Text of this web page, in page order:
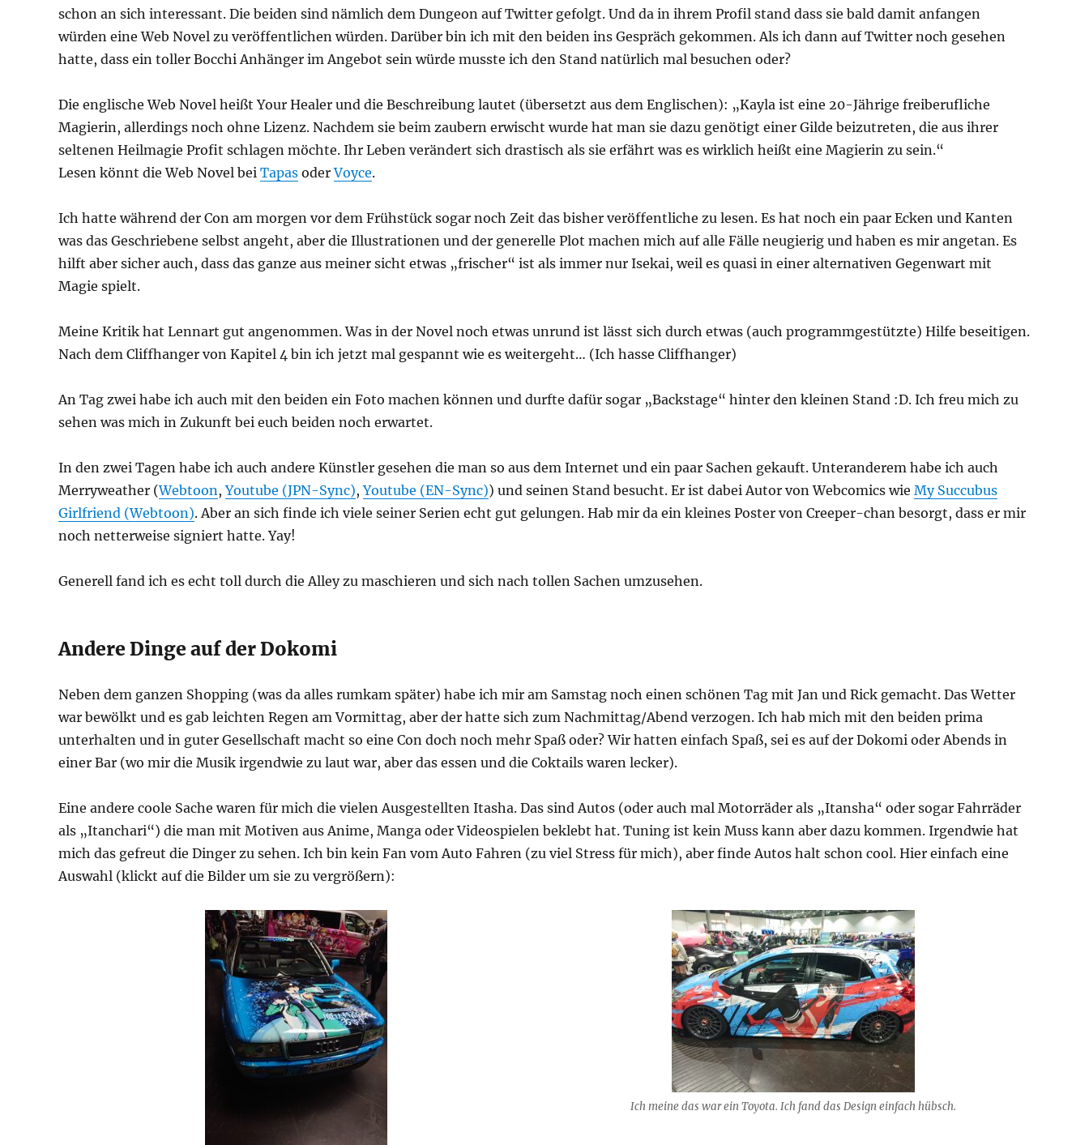
schon an sich interessant. Die beiden sind nämlich dem Dungeon auf Twitter gefolgt. Und da in ihrem Profil stand dass sie bald damit anfangen
würden eine Web Novel zu veröffentlichen würden. Darüber bin ich mit den beiden ins Gespräch gekommen. Als ich dann auf Twitter noch gesehen
hatte, dass ein toller Bocchi Anhänger im Angebot sein würde musste ich den Stand natürlich mal besuchen oder?
Die englische Web Novel heißt Your Healer und die Beschreibung lautet (übersetzt aus dem Englischen): „Kayla ist eine 20-Jährige freiberufliche
Magierin, allerdings noch ohne Lizenz. Nachdem sie beim zaubern erwischt wurde hat man sie dazu genötigt einer Gilde beizutreten, die aus ihrer
seltenen Heilmagie Profit schlagen möchte. Ihr Leben verändert sich drastisch als sie erfährt was es wirklich heißt eine Magierin zu sein.“
Lesen könnt die Web Novel bei Tapas oderVoyce.
Ich hatte während der Con am morgen vor dem Frühstück sogar noch Zeit das bisher veröffentliche zu lesen. Es hat noch ein paar Ecken und Kanten
was das Geschriebene selbst angeht, aber die Illustrationen und der generelle Plot machen mich auf alle Fälle neugierig und haben es mir angetan. Es
hilft aber sicher auch, dass das ganze aus meiner sicht etwas „frischer“ ist als immer nur Isekai, weil es quasi in einer alternativen Gegenwart mit
Magie spielt.
Meine Kritik hat Lennart gut angenommen. Was in der Novel noch etwas unrund ist lässt sich durch etwas (auch programmgestützte) Hilfe beseitigen.
Nach dem Cliffhanger von Kapitel 4 bin ich jetzt mal gespannt wie es weitergeht… (Ich hasse Cliffhanger)
An Tag zwei habe ich auch mit den beiden ein Foto machen können und durfte dafür sogar „Backstage“ hinter den kleinen Stand :D. Ich freu mich zu
sehen was mich in Zukunft bei euch beiden noch erwartet.
In den zwei Tagen habe ich auch andere Künstler gesehen die man so aus dem Internet und ein paar Sachen gekauft. Unteranderem habe ich auch
Merryweather (Webtoon ,Youtube (JPN-Sync),Youtube (EN-Sync)) und seinen Stand besucht. Er ist dabei Autor von Webcomics wie My Succubus
Girlfriend (Webtoon). Aber an sich finde ich viele seiner Serien echt gut gelungen. Hab mir da ein kleines Poster von Creeper-chan besorgt, dass er mir
noch netterweise signiert hatte. Yay!
Generell fand ich es echt toll durch die Alley zu maschieren und sich nach tollen Sachen umzusehen.
Andere Dinge auf der Dokomi
Neben dem ganzen Shopping (was da alles rumkam später) habe ich mir am Samstag noch einen schönen Tag mit Jan und Rick gemacht. Das Wetter
war bewölkt und es gab leichten Regen am Vormittag, aber der hatte sich zum Nachmittag/Abend verzogen. Ich hab mich mit den beiden prima
unterhalten und in guter Gesellschaft macht so eine Con doch noch mehr Spaß oder? Wir hatten einfach Spaß, sei es auf der Dokomi oder Abends in
einer Bar (wo mir die Musik irgendwie zu laut war, aber das essen und die Coktails waren lecker).
Eine andere coole Sache waren für mich die vielen Ausgestellten Itasha. Das sind Autos (oder auch mal Motorräder als „Itansha“ oder sogar Fahrräder
als „Itanchari“) die man mit Motiven aus Anime, Manga oder Videospielen beklebt hat. Tuning ist kein Muss kann aber dazu kommen. Irgendwie hat
mich das gefreut die Dinger zu sehen. Ich bin kein Fan vom Auto Fahren (zu viel Stress für mich), aber finde Autos halt schon cool. Hier einfach eine
Auswahl (klickt auf die Bilder um sie zu vergrößern):
Ich meine das war ein Toyota. Ich fand das Design einfach hübsch.